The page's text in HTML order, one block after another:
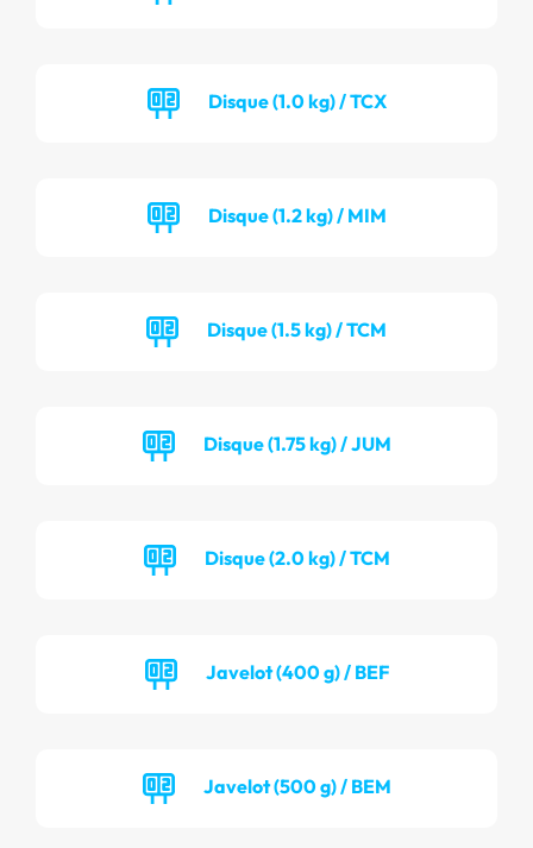
Disque (1.0 kg) / TCX
Disque (1.2 kg) / MIM
Disque (1.5 kg) / TCM
Disque (1.75 kg) / JUM
Disque (2.0 kg) / TCM
Javelot (400 g) / BEF
Javelot (500 g) / BEM